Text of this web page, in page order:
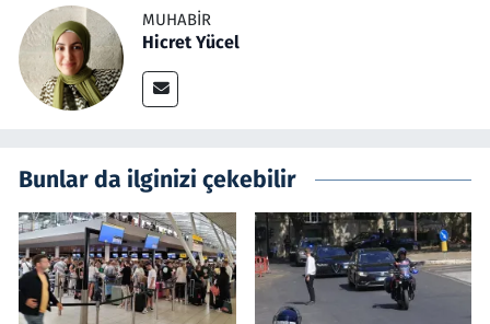
MUHABIR
Hicret Yücel
Bunlar da ilginizi çekebilir